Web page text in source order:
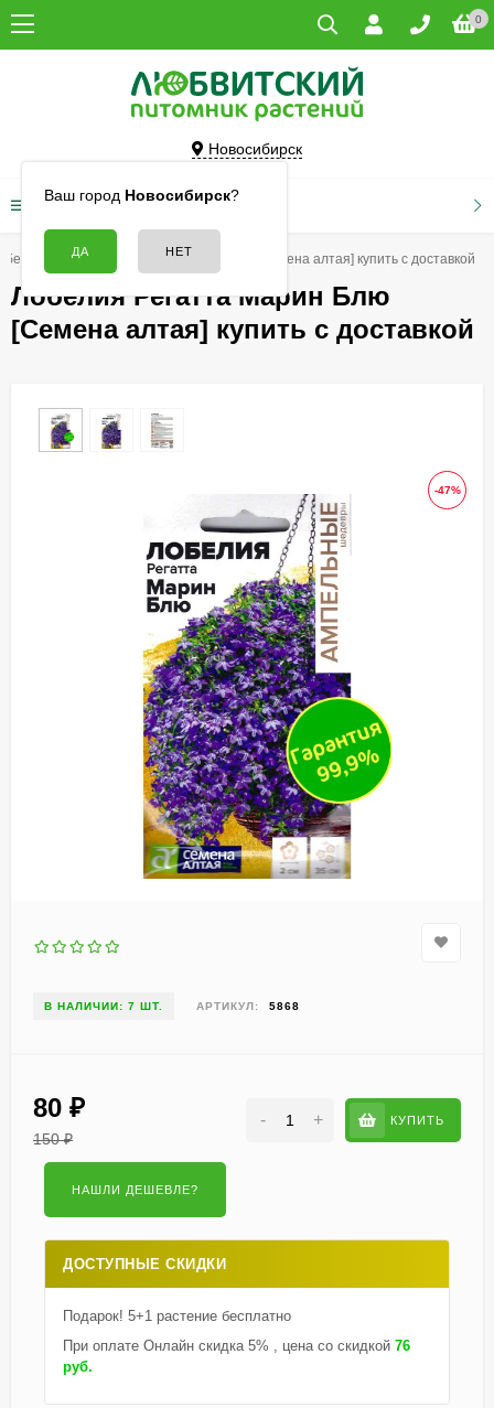
0
Новосибирск
Ваш город Новосибирск?
КАТАЛОГ ТОВАРОВ
Лобелия Регатта Марин Блю [Семена алтая] купить с доставкой
Лобелия Регатта Марин Блю
[Семена алтая] купить с доставкой
-47%
В НАЛИЧИИ: 7 ШТ. АРТИКУЛ: 5868
80 ₽
150₽
- + КУПИТЬ
ДОСТУПНЫЕ СКИДКИ
Подарок! 5+1 растение бесплатно
При оплате Онлайн скидка 5% , цена со скидкой 76
руб.